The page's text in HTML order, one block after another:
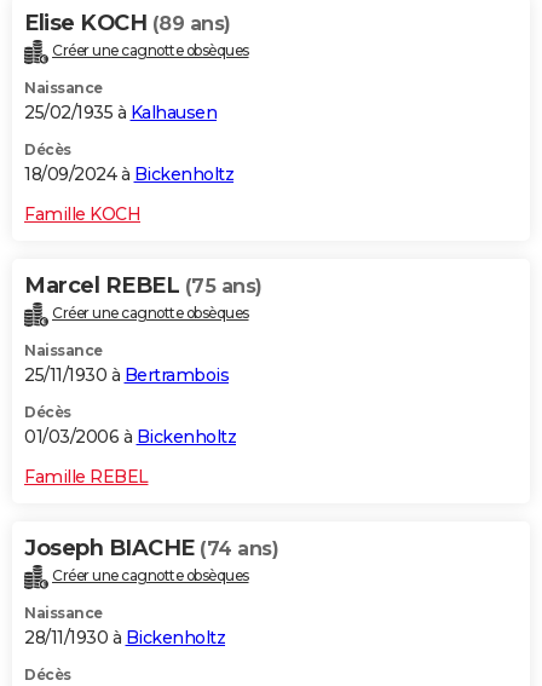
Alimentation
Guide de la santé
Maladies
Médicaments
Sommeil
VOYAGE
Destinations
City break
Voyage nature
Voyage de noces
Forum
Climat
+PHOTO
GUIDES D'ACHAT
Carte de Noël
Carte Bonne année
Carte Saint-Valentin
Carte Pâques
Carte d'anniversaire
DICTIONNAIRE
Dictionnaire
Biographies
Citations
Expressions
Proverbes
PROGRAMME TV
S'inscrire
Se connecter
Lycées
Collèges
Primaires
Universités
Entreprises
Service militaire
Avis de recherche
AVIS DE DÉCÈS
FORUM
Bricolage
Elise KOCH (89 ans)
Créer une cagnotte obsèques
Naissance
25/02/1935 à Kalhausen
Décès
18/09/2024 à Bickenholtz
Famille KOCH
Marcel REBEL (75 ans)
Créer une cagnotte obsèques
Naissance
25/11/1930 à Bertrambois
Décès
01/03/2006 à Bickenholtz
Famille REBEL
Joseph BIACHE (74 ans)
Créer une cagnotte obsèques
Naissance
28/11/1930 à Bickenholtz
Décès